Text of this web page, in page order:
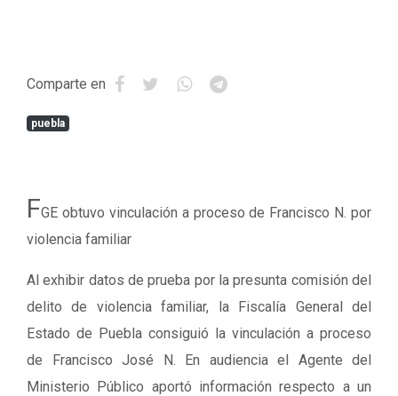
Comparte en
puebla
FGE obtuvo vinculación a proceso de Francisco N. por
violencia familiar
Al exhibir datos de prueba por la presunta comisión del
delito de violencia familiar, la Fiscalía General del
Estado de Puebla consiguió la vinculación a proceso
de Francisco José N. En audiencia el Agente del
Ministerio Público aportó información respecto a un